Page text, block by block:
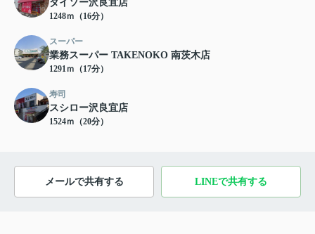
ダイソー沢良宜店
1248ｍ（16分）
スーパー
業務スーパー TAKENOKO 南茨木店
1291ｍ（17分）
寿司
スシロー沢良宜店
1524ｍ（20分）
メールで共有する LINEで共有する